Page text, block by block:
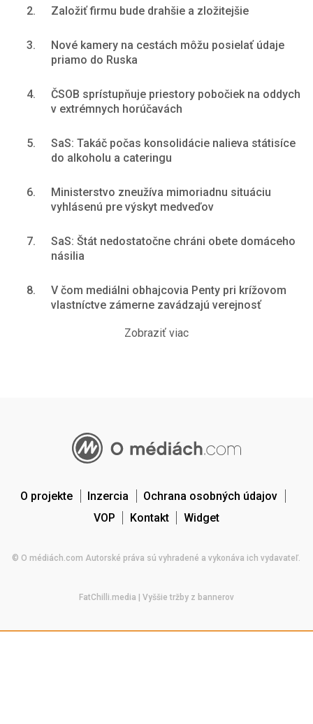
2. Založiť firmu bude drahšie a zložitejšie
3.
Nové kamery na cestách môžu posielať údaje
priamo do Ruska
4.
ČSOB sprístupňuje priestory pobočiek na oddych
v extrémnych horúčavách
5.
SaS: Takáč počas konsolidácie nalieva státisíce
do alkoholu a cateringu
6.
Ministerstvo zneužíva mimoriadnu situáciu
vyhlásenú pre výskyt medveďov
7.
SaS: Štát nedostatočne chráni obete domáceho
násilia
8.
V čom mediálni obhajcovia Penty pri krížovom
vlastníctve zámerne zavádzajú verejnosť
Zobraziť viac
O projekte Inzercia
Ochrana osobných údajov
VOP
Kontakt Widget
© O médiách.com Autorské práva sú vyhradené a vykonáva ich vydavateľ.
FatChilli.media | Vyššie tržby z bannerov